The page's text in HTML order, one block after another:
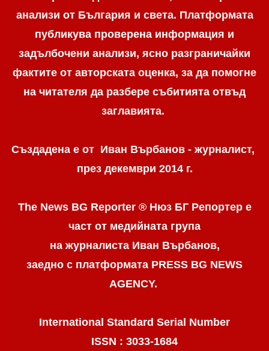
анализи от България и света. Платформата
публикува проверена информация и
задълбочени анализи, ясно разграничaйки
фактите от авторската оценка, за да помогне
на читателя да разбере събитията отвъд
заглавията.
Създадена е от Иван Върбанов - журналист,
през декември 2014 г.
The News BG Reporter ® Нюз БГ Репортере
част от медийната група
на журналиста Иван Върбанов,
заедно с платформата PRESS BG NEWS
AGENCY.
International Standard Serial Number
ISSN : 3033-1684